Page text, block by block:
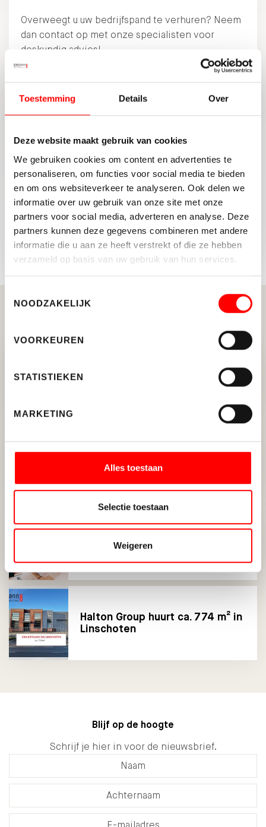
Toestemming Details Over
Deze website maakt gebruik van cookies
We gebruiken cookies om content en advertenties te
personaliseren, om functies voor social media te bieden
en om ons websiteverkeer te analyseren. Ook delen we
informatie over uw gebruik van onze site met onze
partners voor social media, adverteren en analyse. Deze
partners kunnen deze gegevens combineren met andere
informatie die u aan ze heeft verstrekt of die ze hebben
verzameld op basis van uw gebruik van hun services.
NOODZAKELIJK
VOORKEUREN
STATISTIEKEN
MARKETING
Alles toestaan
Selectie toestaan
Weigeren
Overweegt u uw bedrijfspand te verhuren? Neem
dan contact op met onze specialisten voor
deskundig advies!
✉️bedrijven@waltmann.nl
DELEN:
TERUG NAAR OVERZICHT
4 verhuurtransacties Montfoort
Ontwikkelingen commercieel
vastgoed 2e kwartaal 2024
Halton Group huurt ca. 774 m² in
Linschoten
Blijf op de hoogte
Schrijf je hier in voor de nieuwsbrief.